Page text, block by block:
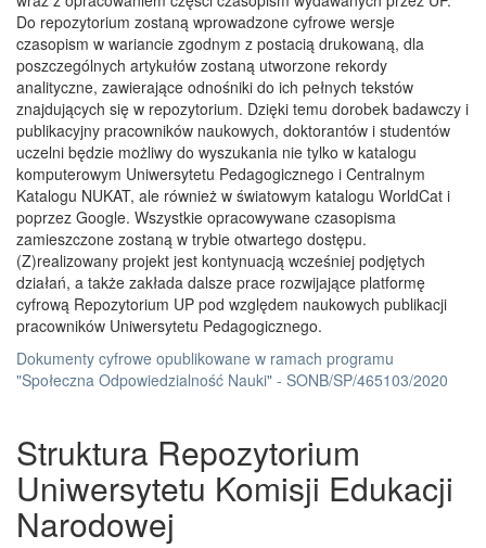
Do repozytorium zostaną wprowadzone cyfrowe wersje
czasopism w wariancie zgodnym z postacią drukowaną, dla
poszczególnych artykułów zostaną utworzone rekordy
analityczne, zawierające odnośniki do ich pełnych tekstów
znajdujących się w repozytorium. Dzięki temu dorobek badawczy i
publikacyjny pracowników naukowych, doktorantów i studentów
uczelni będzie możliwy do wyszukania nie tylko w katalogu
komputerowym Uniwersytetu Pedagogicznego i Centralnym
Katalogu NUKAT, ale również w światowym katalogu WorldCat i
poprzez Google. Wszystkie opracowywane czasopisma
zamieszczone zostaną w trybie otwartego dostępu.
(Z)realizowany projekt jest kontynuacją wcześniej podjętych
działań, a także zakłada dalsze prace rozwijające platformę
cyfrową Repozytorium UP pod względem naukowych publikacji
pracowników Uniwersytetu Pedagogicznego.
Dokumenty cyfrowe opublikowane w ramach programu
"Społeczna Odpowiedzialność Nauki" - SONB/SP/465103/2020
Struktura Repozytorium
Uniwersytetu Komisji Edukacji
Narodowej